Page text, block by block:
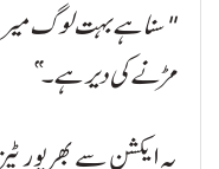
"سنا ہے بہت لوگ
مڑنے کی دیر ہے۔”